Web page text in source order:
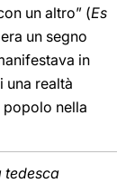
un altro” (Es
un segno
in
una realtà
popolo nella
tedesca